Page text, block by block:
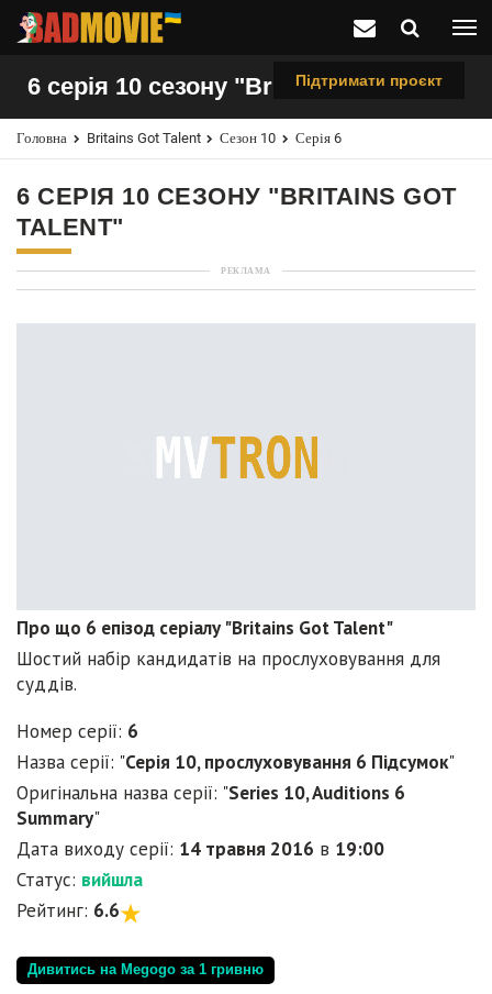
Підтримати проєкт
6 серія 10 сезону "Britains Got Talent"
Головна Britains Got Talent Сезон 10 Серія 6
6 СЕРІЯ 10 СЕЗОНУ "BRITAINS GOT
TALENT"
РЕКЛАМА
Про що 6 епізод серіалу "Britains Got Talent"
Шостий набір кандидатів на прослуховування для
суддів.
Номер серії: 6
Назва серії: "Серія 10, прослуховування 6 Підсумок"
Оригінальна назва серії: "Series 10, Auditions 6
Summary"
Дата виходу серії: 14 травня 2016 в 19:00
Статус: вийшла
Рейтинг: 6.6
Дивитись на Megogo за 1 гривню